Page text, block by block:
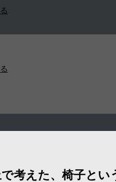
考えた、椅子とい